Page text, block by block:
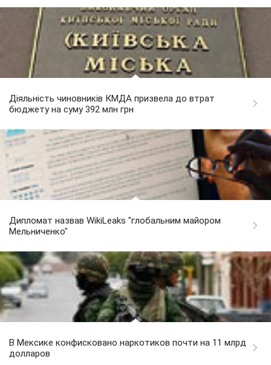
Діяльність чиновників КМДА призвела до втрат
бюджету на суму 392 млн грн
Дипломат назвав WikiLeaks "глобальним майором
Мельниченко"
В Мексике конфисковано наркотиков почти на 11 млрд
долларов